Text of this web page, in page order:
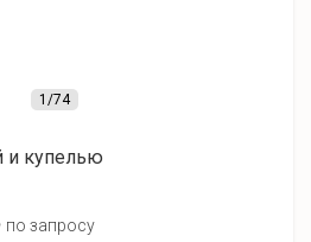
1/74
и купелью
по запросу